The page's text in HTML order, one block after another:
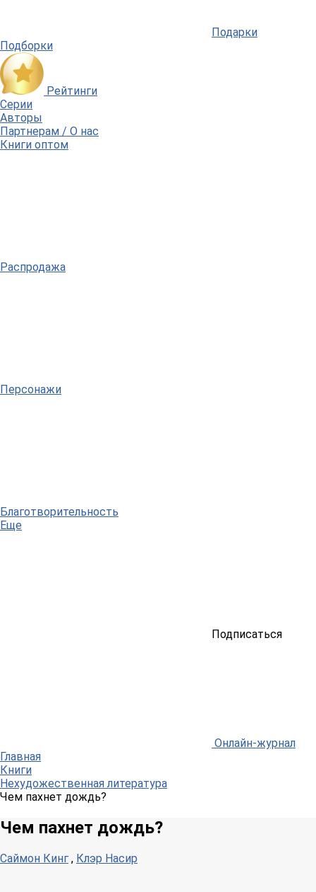
Подарки
Подборки
Рейтинги
Серии
Авторы
Партнерам / О нас
Книги оптом
Распродажа
Персонажи
Благотворительность
Еще
Подписаться
Онлайн-журнал
Главная
Книги
Нехудожественная литература
Чем пахнет дождь?
Чем пахнет дождь?
Саймон Кинг , Клэр Насир